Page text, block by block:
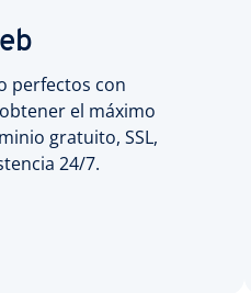
perfectos con
el máximo
gratuito, SSL,
24/7.